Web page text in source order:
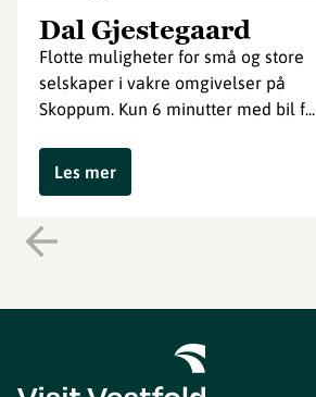
Dal Gjestegaard
Flotte muligheter for små og store
selskaper i vakre omgivelser på
Skoppum. Kun 6 minutter med bil f...
Les mer